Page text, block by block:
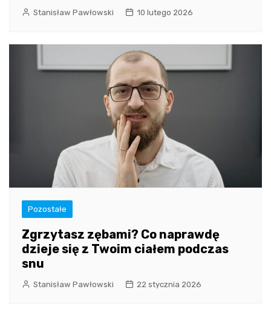
Stanisław Pawłowski 10 lutego 2026
Pozostałe
Zgrzytasz zębami? Co naprawdę
dzieje się z Twoim ciałem podczas
snu
Stanisław Pawłowski 22 stycznia 2026